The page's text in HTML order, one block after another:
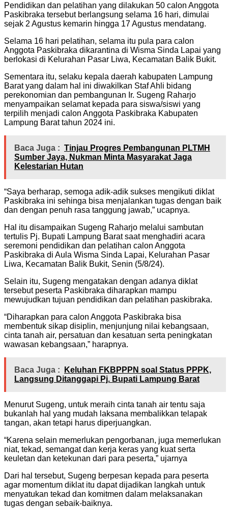
Pendidikan dan pelatihan yang dilakukan 50 calon Anggota
Paskibraka tersebut berlangsung selama 16 hari, dimulai
sejak 2 Agustus kemarin hingga 17 Agustus mendatang.
Selama 16 hari pelatihan, selama itu pula para calon
Anggota Paskibraka dikarantina di Wisma Sinda Lapai yang
berlokasi di Kelurahan Pasar Liwa, Kecamatan Balik Bukit.
Sementara itu, selaku kepala daerah kabupaten Lampung
Barat yang dalam hal ini diwakilkan Staf Ahli bidang
perekonomian dan pembangunan Ir. Sugeng Raharjo
menyampaikan selamat kepada para siswa/siswi yang
terpilih menjadi calon Anggota Paskibraka Kabupaten
Lampung Barat tahun 2024 ini.
Baca Juga : Tinjau Progres Pembangunan PLTMH
Sumber Jaya, Nukman Minta Masyarakat Jaga
Kelestarian Hutan
“Saya berharap, semoga adik-adik sukses mengikuti diklat
Paskibraka ini sehinga bisa menjalankan tugas dengan baik
dan dengan penuh rasa tanggung jawab,” ucapnya.
Hal itu disampaikan Sugeng Raharjo melalui sambutan
tertulis Pj. Bupati Lampung Barat saat menghadiri acara
seremoni pendidikan dan pelatihan calon Anggota
Paskibraka di Aula Wisma Sinda Lapai, Kelurahan Pasar
Liwa, Kecamatan Balik Bukit, Senin (5/8/24).
Selain itu, Sugeng mengatakan dengan adanya diklat
tersebut peserta Paskibraka diharapkan mampu
mewujudkan tujuan pendidikan dan pelatihan paskibraka.
“Diharapkan para calon Anggota Paskibraka bisa
membentuk sikap disiplin, menjunjung nilai kebangsaan,
cinta tanah air, persatuan dan kesatuan serta peningkatan
wawasan kebangsaan,” harapnya.
Baca Juga :
Keluhan FKBPPPN soal Status PPPK,
Langsung Ditanggapi Pj. Bupati Lampung Barat
Menurut Sugeng, untuk meraih cinta tanah air tentu saja
bukanlah hal yang mudah laksana membalikkan telapak
tangan, akan tetapi harus diperjuangkan.
“Karena selain memerlukan pengorbanan, juga memerlukan
niat, tekad, semangat dan kerja keras yang kuat serta
keuletan dan ketekunan dari para peserta,” ujarnya
Dari hal tersebut, Sugeng berpesan kepada para peserta
agar momentum diklat itu dapat dijadikan langkah untuk
menyatukan tekad dan komitmen dalam melaksanakan
tugas dengan sebaik-baiknya.